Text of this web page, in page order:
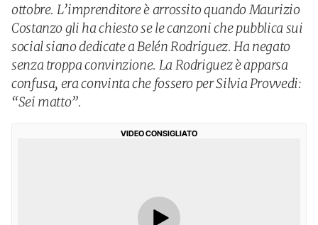
ottobre. L’imprenditore è arrossito quando Maurizio
Costanzo gli ha chiesto se le canzoni che pubblica sui
social siano dedicate a Belén Rodriguez. Ha negato
senza troppa convinzione. La Rodriguez è apparsa
confusa, era convinta che fossero per Silvia Provvedi:
“Sei matto”.
VIDEO CONSIGLIATO